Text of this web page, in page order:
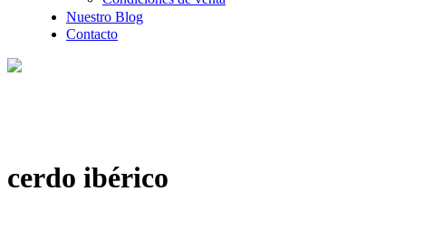
Nuestro Blog
Contacto
cerdo ibérico